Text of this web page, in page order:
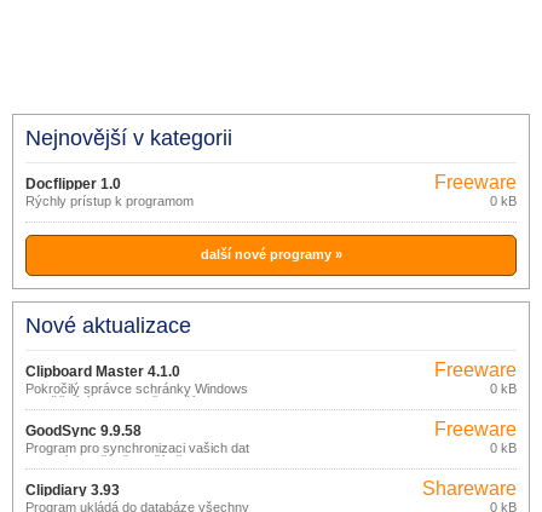
Nejnovější v kategorii
Docflipper 1.0
Rýchly prístup k programom
Freeware
0 kB
další nové programy »
Nové aktualizace
Clipboard Master 4.1.0
Pokročilý správce schránky Windows
umožňující opakovaně použít naposledy
vložené položky a vést katalog
permanentně uložených položek které
lze kdykoliv použít v emailových
zprávách, online formulářích, dopisech a
dalších dokumentech.
Freeware
0 kB
GoodSync 9.9.58
Program pro synchronizaci vašich dat
mezi více počítači, počítačem a
přenosným úložištěm (USB disk, CDRW
disk), prostřednictvím lokální sítě nebo
internetu.
Freeware
0 kB
Clipdiary 3.93
Program ukládá do databáze všechny
Shareware
0 kB